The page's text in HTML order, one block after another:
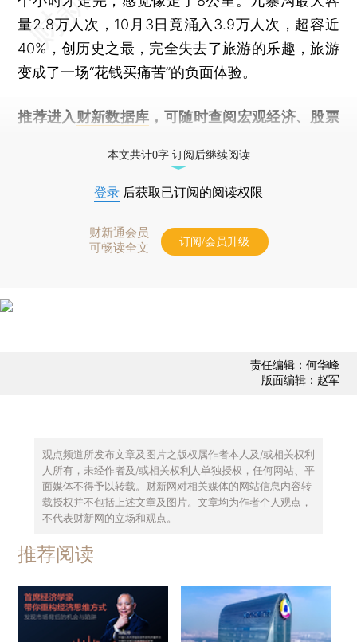
量2.8万人次，10月3日竟涌入3.9万人次，超容近
40%，创历史之最，完全失去了旅游的乐趣，旅游
变成了一场“花钱买痛苦”的负面体验。
推荐进入 财新数据库 ，可随时查阅宏观经济、股票
本文共计0字 订阅后继续阅读
登录 后获取已订阅的阅读权限
财新通会员
可畅读全文
订阅/会员升级
责任编辑：何华峰
版面编辑：赵军
观点频道所发布文章及图片之版权属作者本人及/或相关权利
人所有，未经作者及/或相关权利人单独授权，任何网站、平
面媒体不得予以转载。财新网对相关媒体的网站信息内容转
载授权并不包括上述文章及图片。文章均为作者个人观点，
不代表财新网的立场和观点。
推荐阅读